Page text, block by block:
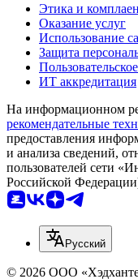
Этика и
Оказание услуг
Использование
Защита
ИТ аккредитация
На информационном
рекомендательные
предоставления
и анализа сведений,
пользователей сети
Российской
Русский
© 2026 ООО